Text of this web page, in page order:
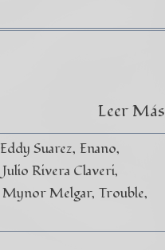
Leer Más
Eddy Suarez Enano
Julio Rivera Claveri
Mynor Melgar Trouble